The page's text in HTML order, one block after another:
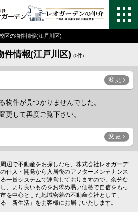
区の物件情報(江戸川区)
件情報(江戸川区) (0件)
変更
物件が見つかりませんでした。
更して再度ご覧下さい。
変更
辺で不動産をお探しなら、株式会社レオガーデ
仕入・開発から入居後のアフターメンテナンス
一貫システムで運営しておりますので、余分な
、より良いものをお求め易い価格で自信をもっ
を中心とした地域密着の不動産会社として、
「新生活」をお客様にお届けいたします。